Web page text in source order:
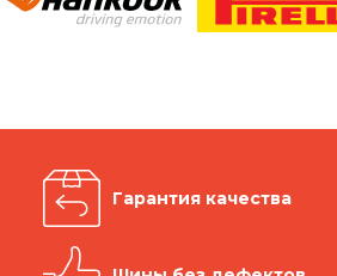
Гарантия качества